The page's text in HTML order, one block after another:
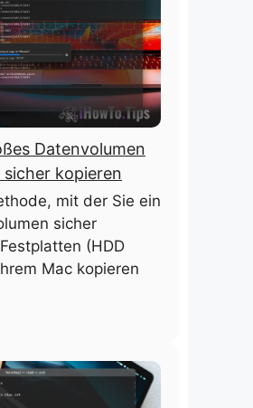
Datenvolumen
kopieren
mit der Sie ein
sicher
(HDD
Mac kopieren